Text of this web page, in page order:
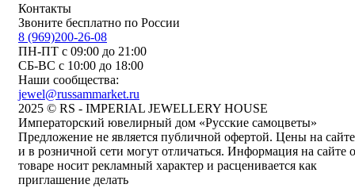
Контакты
Звоните бесплатно по России
8 (969)200-26-08
ПН-ПТ с 09:00 до 21:00
СБ-ВС с 10:00 до 18:00
Наши сообщества:
jewel@russammarket.ru
2025 © RS - IMPERIAL JEWELLERY HOUSE
Императорский ювелирный дом «Русские самоцветы»
Предложение не является публичной офертой. Цены на сайте
и в розничной сети могут отличаться. Информация на сайте о
товаре носит рекламный характер и расценивается как
приглашение делать